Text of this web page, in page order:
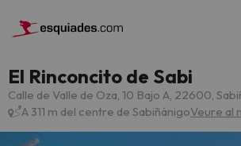
El Rinconcito de Sabi
Calle de Valle de Oza, 10 Bajo A, 22600,
A 311 m del centre de SabiñánigoVeure al